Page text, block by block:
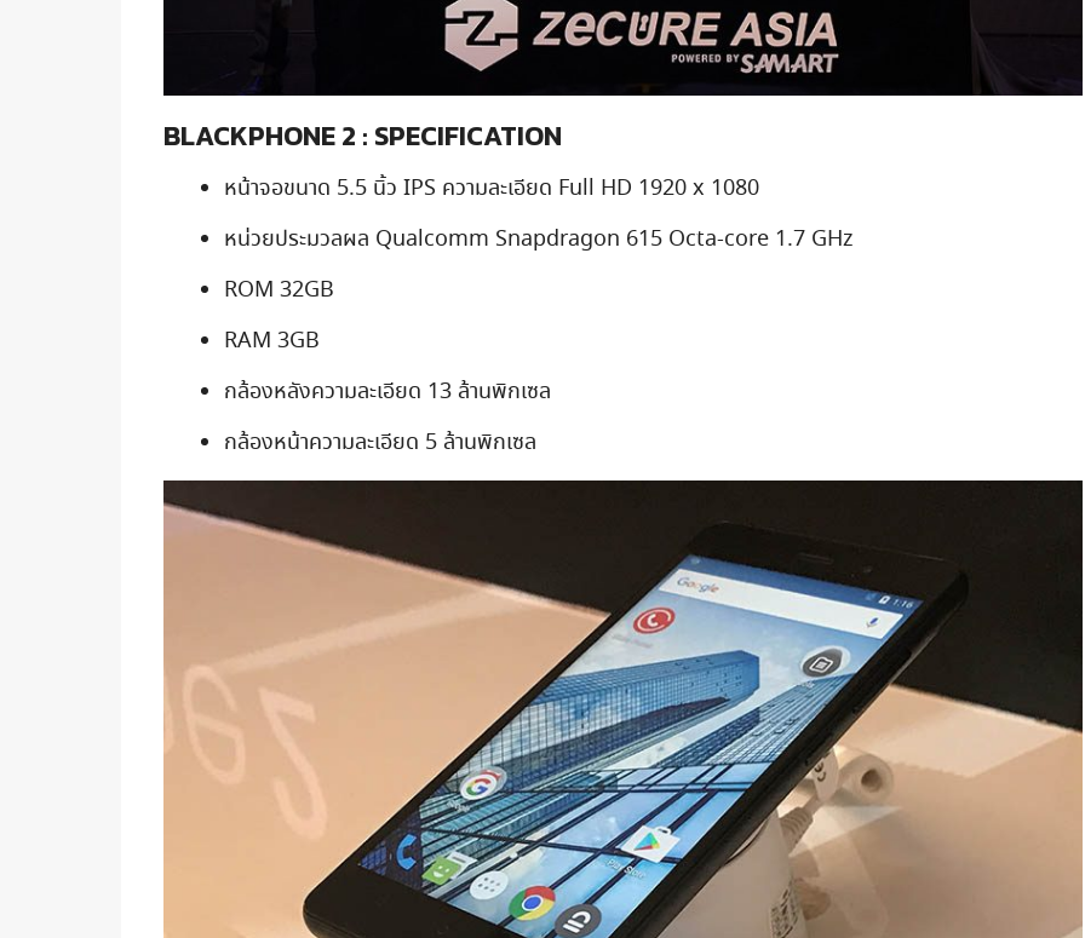
BLACKPHONE 2 : SPECIFICATION
หน้าจอขนาด 5.5 นิ้ว IPS ความละเอียด Full HD 1920 x 1080
หน่วยประมวลผล Qualcomm Snapdragon 615 Octa-core 1.7 GHz
ROM 32GB
RAM 3GB
กล้องหลังความละเอียด 13 ล้านพิกเซล
กล้องหน้าความละเอียด 5 ล้านพิกเซล